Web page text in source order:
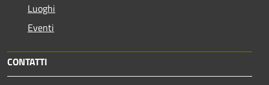
Luoghi
Eventi
CONTATTI